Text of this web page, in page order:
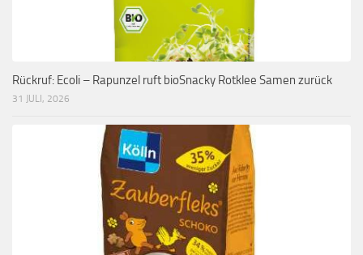
Rückruf: Ecoli – Rapunzel ruft bioSnacky Rotklee Samen zurück
31 JULI, 2026